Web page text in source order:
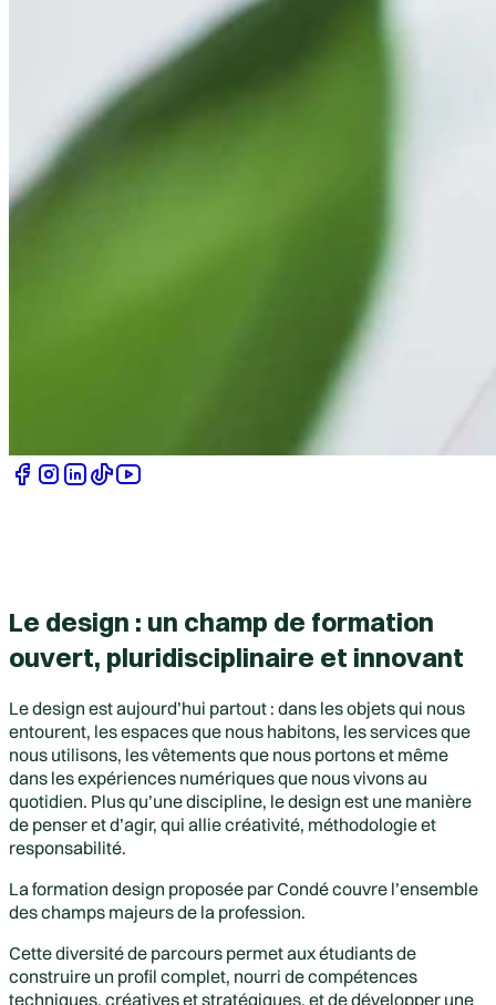
Le design : un champ de formation
ouvert, pluridisciplinaire et innovant
Le design est aujourd’hui partout : dans les objets qui nous
entourent, les espaces que nous habitons, les services que
nous utilisons, les vêtements que nous portons et même
dans les expériences numériques que nous vivons au
quotidien. Plus qu’une discipline, le design est une manière
de penser et d’agir, qui allie créativité, méthodologie et
responsabilité.
La formation design proposée par Condé couvre l’ensemble
des champs majeurs de la profession.
Cette diversité de parcours permet aux étudiants de
construire un profil complet, nourri de compétences
techniques, créatives et stratégiques, et de développer une